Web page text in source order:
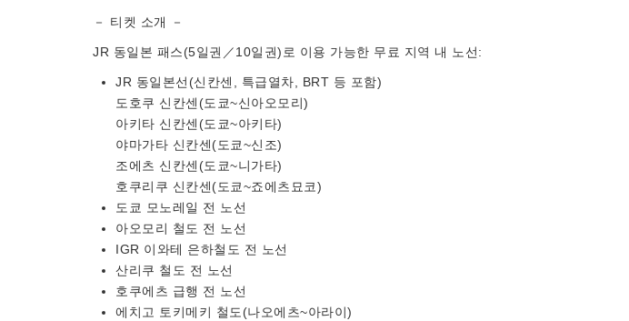
－ 티켓 소개 －
JR 동일본 패스(5일권／10일권)로 이용 가능한 무료 지역 내 노선:
JR 동일본선(신칸센, 특급열차, BRT 등 포함)
도호쿠 신칸센(도쿄~신아오모리)
아키타 신칸센(도쿄~아키타)
야마가타 신칸센(도쿄~신조)
조에츠 신칸센(도쿄~니가타)
호쿠리쿠 신칸센(도쿄~죠에츠묘코)
도쿄 모노레일 전 노선
아오모리 철도 전 노선
IGR 이와테 은하철도 전 노선
산리쿠 철도 전 노선
호쿠에츠 급행 전 노선
에치고 토키메키 철도(나오에츠~아라이)